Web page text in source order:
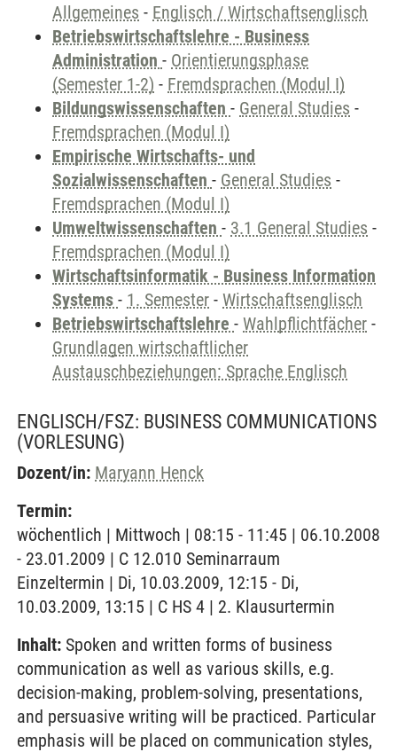
Allgemeines - Englisch / Wirtschaftsenglisch
Betriebswirtschaftslehre - Business
Administration - Orientierungsphase
(Semester 1-2) - Fremdsprachen (Modul I)
Bildungswissenschaften - General Studies -
Fremdsprachen (Modul I)
Empirische Wirtschafts- und
Sozialwissenschaften - General Studies -
Fremdsprachen (Modul I)
Umweltwissenschaften - 3.1 General Studies -
Fremdsprachen (Modul I)
Wirtschaftsinformatik - Business Information
Systems - 1. Semester - Wirtschaftsenglisch
Betriebswirtschaftslehre - Wahlpflichtfächer -
Grundlagen wirtschaftlicher
Austauschbeziehungen: Sprache Englisch
ENGLISCH/FSZ: BUSINESS COMMUNICATIONS
(VORLESUNG)
Dozent/in: Maryann Henck
Termin:
wöchentlich | Mittwoch | 08:15 - 11:45 | 06.10.2008
- 23.01.2009 | C 12.010 Seminarraum
Einzeltermin | Di, 10.03.2009, 12:15 - Di,
10.03.2009, 13:15 | C HS 4 | 2. Klausurtermin
Inhalt: Spoken and written forms of business
communication as well as various skills, e.g.
decision-making, problem-solving, presentations,
and persuasive writing will be practiced. Particular
emphasis will be placed on communication styles,